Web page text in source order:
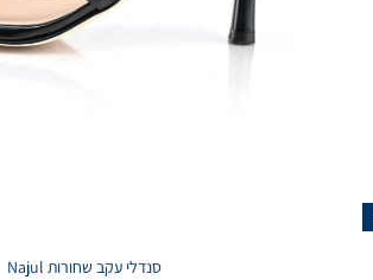
סנדלי עקב שחורות Najul